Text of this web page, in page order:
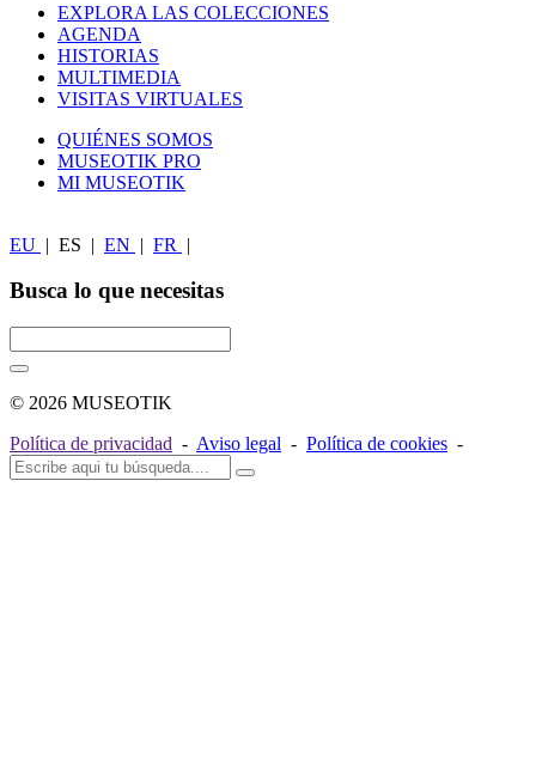
EXPLORA LAS COLECCIONES
AGENDA
HISTORIAS
MULTIMEDIA
VISITAS VIRTUALES
QUIÉNES SOMOS
MUSEOTIK PRO
MI MUSEOTIK
EU | ES | EN | FR |
Busca lo que necesitas
© 2026 MUSEOTIK
Política de privacidad - Aviso legal - Política de cookies -